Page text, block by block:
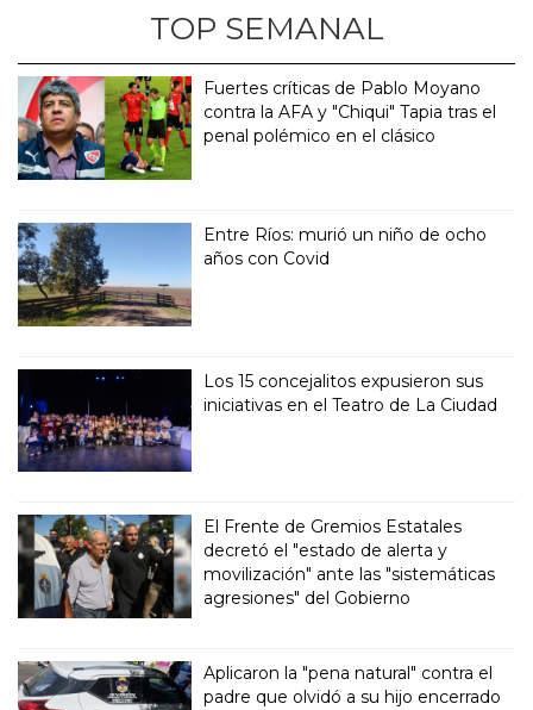
TOP SEMANAL
Fuertes críticas de Pablo Moyano
contra la AFA y "Chiqui" Tapia tras el
penal polémico en el clásico
Entre Ríos: murió un niño de ocho
años con Covid
Los 15 concejalitos expusieron sus
iniciativas en el Teatro de La Ciudad
El Frente de Gremios Estatales
decretó el "estado de alerta y
movilización" ante las "sistemáticas
agresiones" del Gobierno
Aplicaron la "pena natural" contra el
padre que olvidó a su hijo encerrado